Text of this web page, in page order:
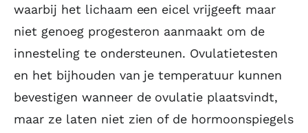
waarbij het lichaam een eicel vrijgeeft maar
niet genoeg progesteron aanmaakt om de
innesteling te ondersteunen. Ovulatietesten
en het bijhouden van je temperatuur kunnen
bevestigen wanneer de ovulatie plaatsvindt,
maar ze laten niet zien of de hormoonspiegels